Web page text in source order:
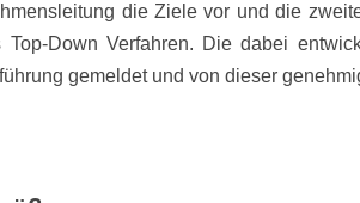
die Ziele vor und die
Down Verfahren. Die dabei
gemeldet und von dieser